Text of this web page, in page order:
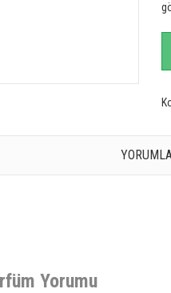
Yorumu